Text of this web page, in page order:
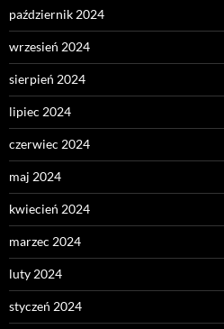
październik 2024
wrzesień 2024
sierpień 2024
lipiec 2024
czerwiec 2024
maj 2024
kwiecień 2024
marzec 2024
luty 2024
styczeń 2024